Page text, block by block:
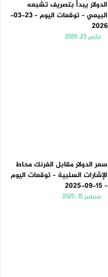
الدولار يبدأ بتصريف تشبعه
البيعي – توقعات اليوم – 23-03-
2026
مارس 23, 2026
سعر الدولار مقابل الفرنك محاط
الإشارات السلبية – توقعات اليوم
– 15-09-2025
سبتمبر 15, 2025